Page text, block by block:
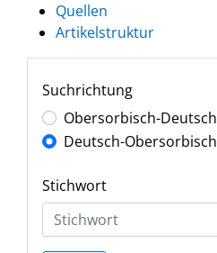
Quellen
Artikelstruktur
Suchrichtung
Obersorbisch-Deutsch
Deutsch-Obersorbisch
Stichwort